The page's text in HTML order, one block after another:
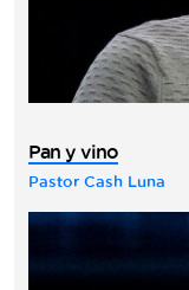
Pan y vino
Pastor Cash Luna